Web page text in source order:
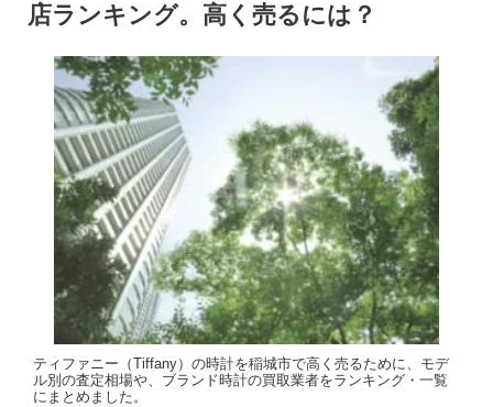
店ランキング。高く売るには？
ティファニー（Tiffany）の時計を稲城市で高く売るために、モデ
ル別の査定相場や、ブランド時計の買取業者をランキング・一覧
にまとめました。